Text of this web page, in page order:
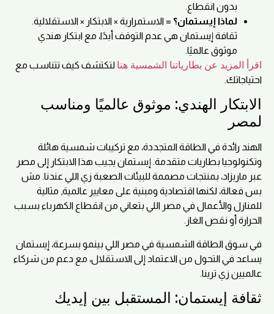
بدون انقطاع.
لماذا إيستمان؟ = الاستمرارية × الابتكار × الاستقلالية.
ثقافة إيستمان هي عدم التوقف أبدًا، مع ابتكار هندي
موثوق عالميًا.
اقرأ المزيد عن بطارياتنا الشمسية هنا لتكتشف كيف تتناسب مع
احتياجاتك.
الابتكار الهندي: موثوق عالميًا ومناسب
لمصر
الهند رائدة في الطاقة المتجددة، مع تركيبات شمسية هائلة
وتكنولوجيا بطاريات متقدمة. إيستمان يجيب هذا الابتكار إلى مصر
عبر ماريزاد، بمنتجات مصممة للبيئات الصعبة زي اللي عندنا. مش
بس فعالة، لكنها اقتصادية ومبنية على معايير عالمية, مثالية
للمنازل والأعمال في مصر اللي بتعاني من انقطاع الكهرباء بسبب
الحرارة أو نقص الغاز.
في سوق الطاقة الشمسية في مصر اللي بينمو بسرعة، إيستمان
يساعد في التحول من الاعتماد إلى الاستقلال، مع دعم من شركاء
عالميين زي ترينا.
ثقافة إيستمان: المستقبل بين إيديك